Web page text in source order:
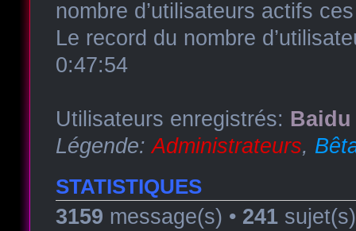
nombre d’utilisateurs actifs
Le record du nombre
0:47:54
Utilisateurs enregistrés:
Légende:Administrateurs,
STATISTIQUES
3159 message(s) • 241